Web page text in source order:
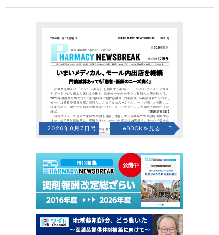
2026年8月7日号 eBOOKを見る